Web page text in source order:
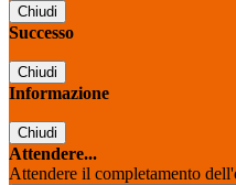
Chiudi
Successo
Chiudi
Informazione
Chiudi
Attendere...
Attendere il completamento